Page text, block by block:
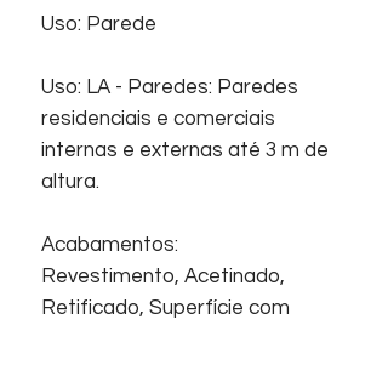
Uso: Parede
Uso: LA - Paredes: Paredes
residenciais e comerciais
internas e externas até 3 m de
altura.
Acabamentos:
Revestimento, Acetinado,
Retificado, Superfície com